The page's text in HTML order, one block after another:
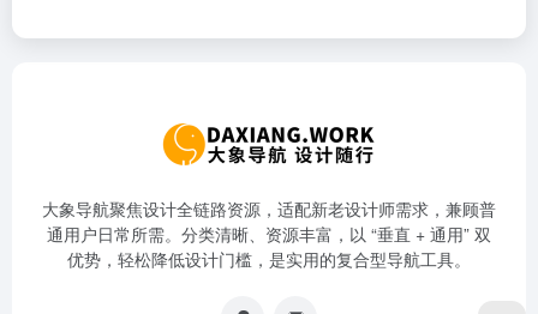
大象导航聚焦设计全链路资源，适配新老设计师需求，兼顾普
通用户日常所需。分类清晰、资源丰富，以 “垂直 + 通用” 双
优势，轻松降低设计门槛，是实用的复合型导航工具。